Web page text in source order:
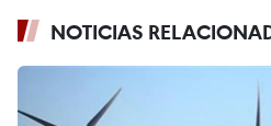
NOTICIAS